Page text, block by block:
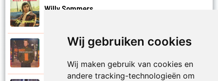
Wij gebruiken cookies
Wij maken gebruik van cookies en
andere tracking-technologieën om
Willy Sommers
Willy Sommers